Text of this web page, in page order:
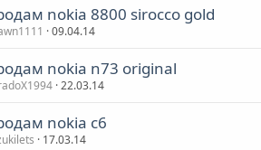
nokia 8800 sirocco gold
09.04.14
nokia n73 original
22.03.14
nokia c6
17.03.14